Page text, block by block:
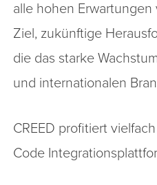
alle hohen Erwartungen
Ziel, zukünftige
die das starke
und internationalen
CREED profitiert
Code